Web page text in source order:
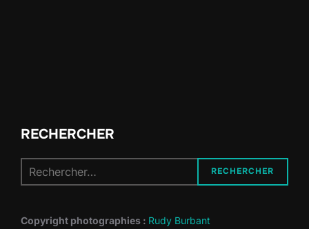
RECHERCHER
pour :
RECHERCHER
Copyright photographies : Rudy Burbant